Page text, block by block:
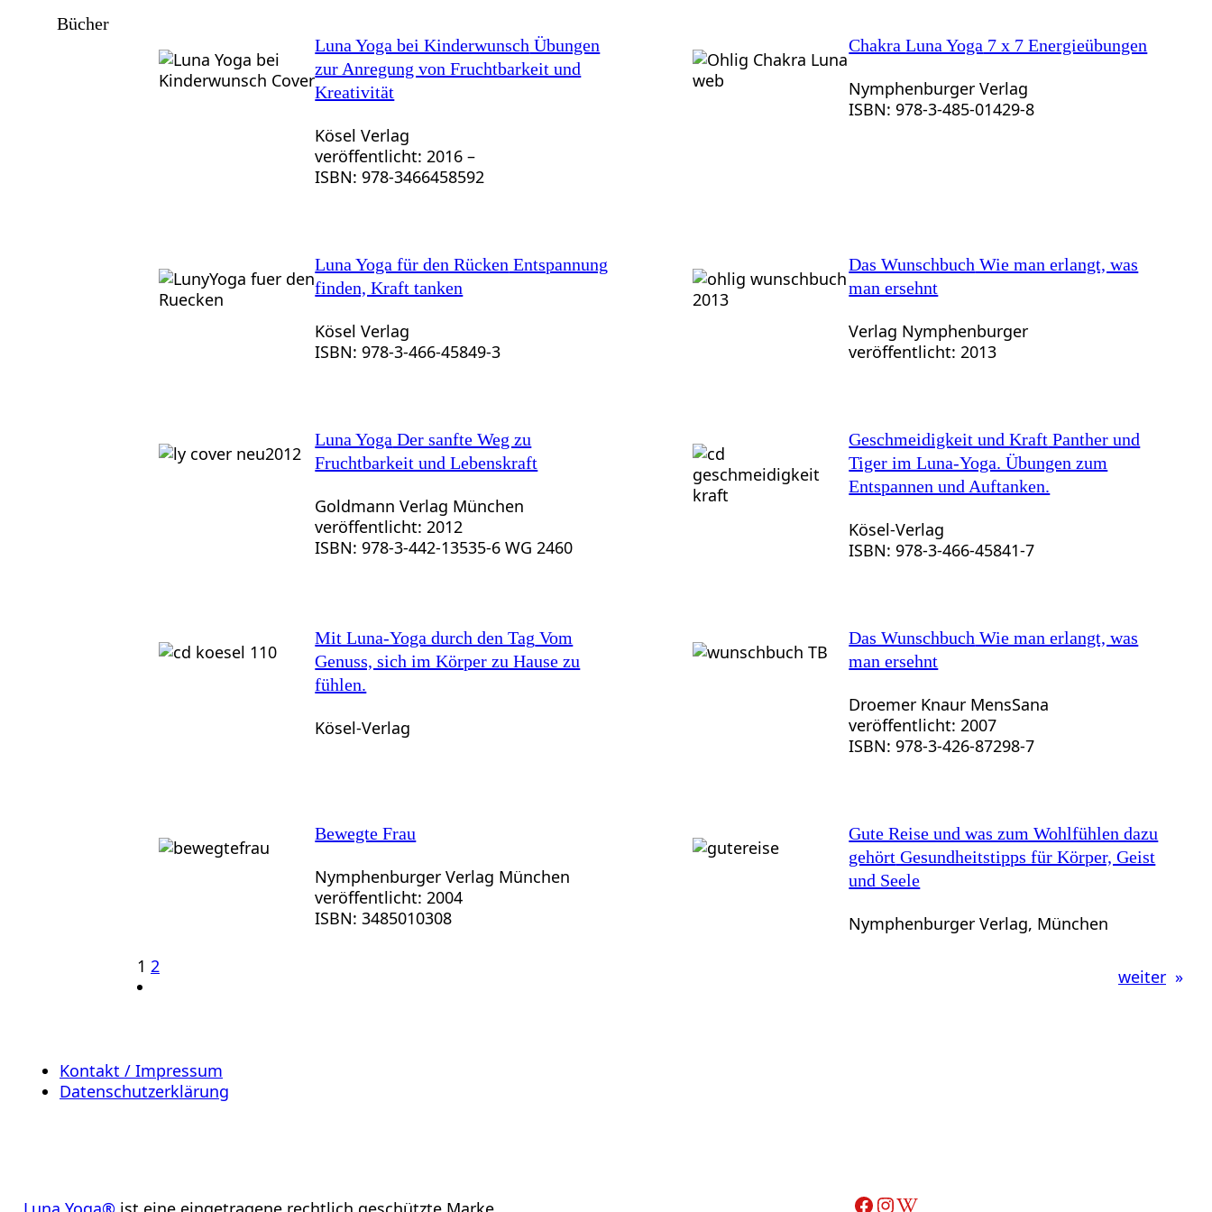
Bücher
Luna Yoga bei Kinderwunsch Übungen
zur Anregung von Fruchtbarkeit und
Kreativität
Kösel Verlag
veröffentlicht: 2016 –
ISBN: 978-3466458592
Chakra Luna Yoga 7 x 7 Energieübungen
Nymphenburger Verlag
ISBN: 978-3-485-01429-8
Luna Yoga für den Rücken Entspannung
finden, Kraft tanken
Kösel Verlag
ISBN: 978-3-466-45849-3
Das Wunschbuch Wie man erlangt, was
man ersehnt
Verlag Nymphenburger
veröffentlicht: 2013
Luna Yoga Der sanfte Weg zu
Fruchtbarkeit und Lebenskraft
Goldmann Verlag München
veröffentlicht: 2012
ISBN: 978-3-442-13535-6 WG 2460
Geschmeidigkeit und Kraft Panther und
Tiger im Luna-Yoga. Übungen zum
Entspannen und Auftanken.
Kösel-Verlag
ISBN: 978-3-466-45841-7
Mit Luna-Yoga durch den Tag Vom
Genuss, sich im Körper zu Hause zu
fühlen.
Kösel-Verlag
Das Wunschbuch Wie man erlangt, was
man ersehnt
Droemer Knaur MensSana
veröffentlicht: 2007
ISBN: 978-3-426-87298-7
Bewegte Frau
Nymphenburger Verlag München
veröffentlicht: 2004
ISBN: 3485010308
Gute Reise und was zum Wohlfühlen dazu
gehört Gesundheitstipps für Körper, Geist
und Seele
Nymphenburger Verlag, München
1 2 weiter »
Kontakt / Impressum
Datenschutzerklärung
Facebook InstagramWikipedia-Artikel über Adelheid Ohlig